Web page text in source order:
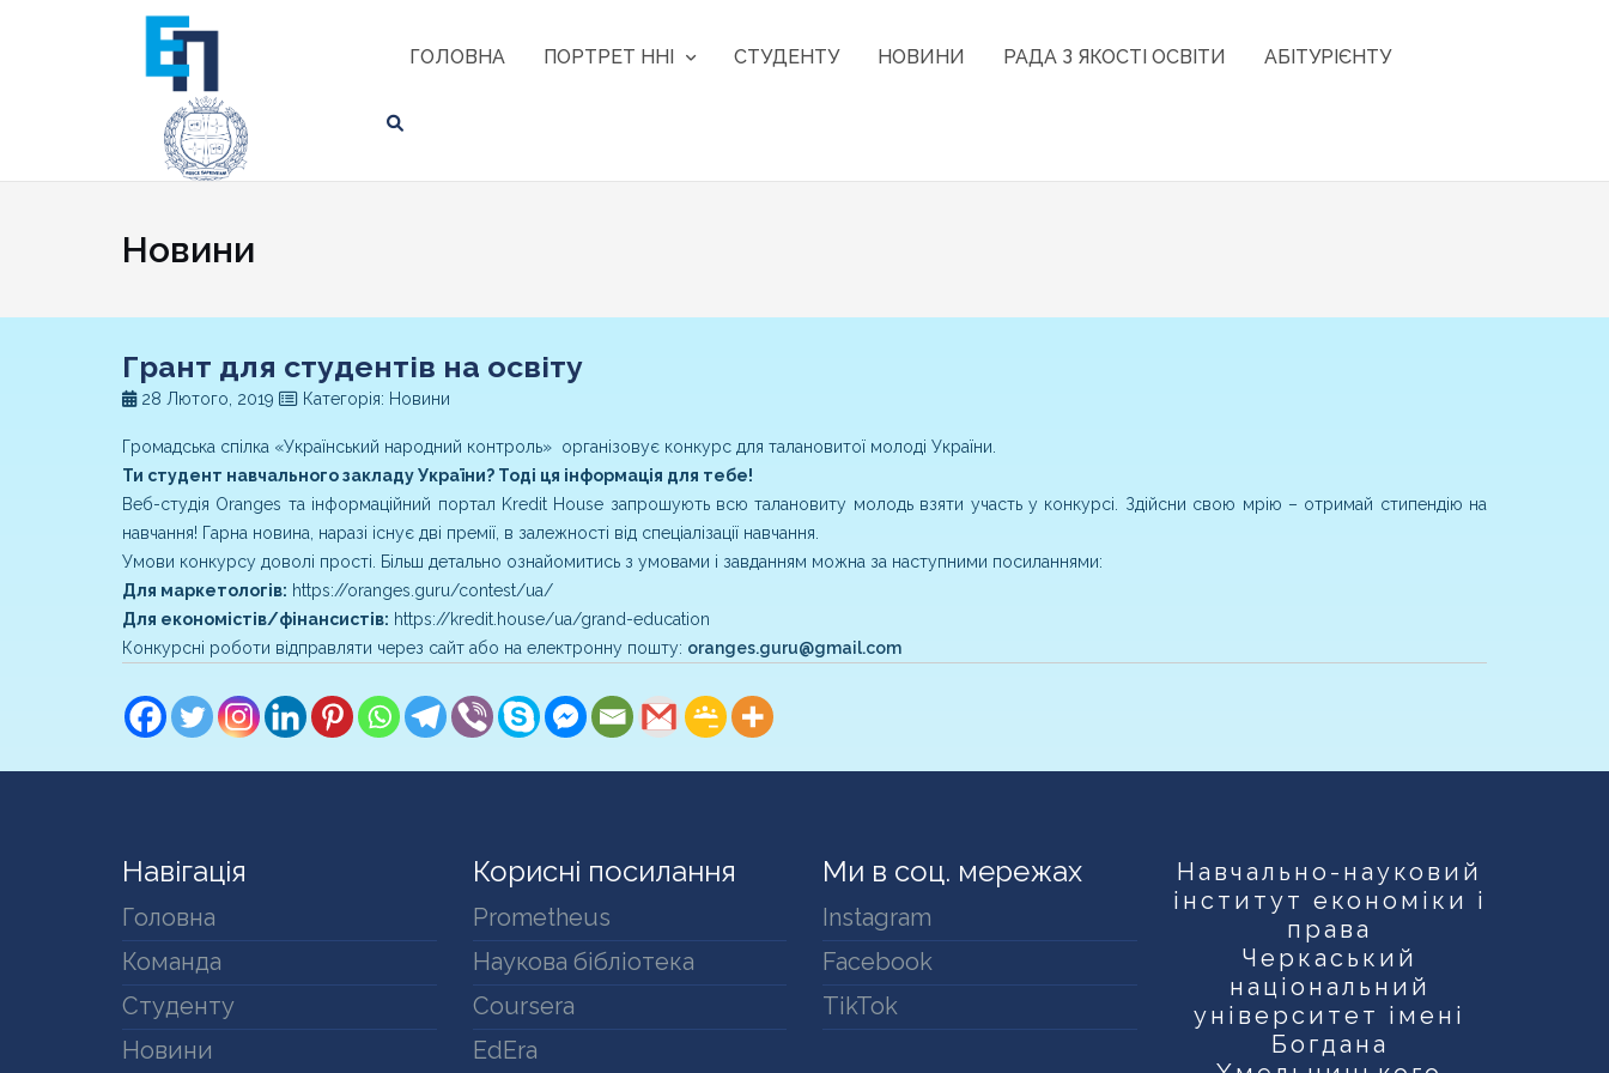
ГОЛОВНА ПОРТРЕТ ННІ СТУДЕНТУ НОВИНИ РАДА З ЯКОСТІ ОСВІТИ АБІТУРІЄНТУ
Новини
Грант для студентів на освіту
28 Лютого, 2019 Категорія: Новини
Громадська спілка «Український народний контроль» організовує конкурс для талановитої молоді України.
Ти студент навчального закладу України? Тоді ця інформація для тебе!
Веб-студія Oranges та інформаційний портал Kredit House запрошують всю талановиту молодь взяти участь у конкурсі. Здійсни свою мрію – отримай стипендію на
навчання! Гарна новина, наразі існує дві премії, в залежності від спеціалізації навчання.
Умови конкурсу доволі прості. Більш детально ознайомитись з умовами і завданням можна за наступними посиланнями:
Для маркетологів: https://oranges. guru/contest/ua/
Для економістів/фінансистів: https://kredit.house/ua/grand-education
Конкурсні роботи відправляти через сайт або на електронну пошту: oranges.guru@gmail.com
Навігація
Головна
Команда
Студенту
Новини
Корисні посилання
Prometheus
Наукова бібліотека
Coursera
EdEra
Ми в соц. мережах
Instagram
Facebook
TikTok
Навчально-науковий
інститут економіки і
права
Черкаський
національний
університет імені
Богдана